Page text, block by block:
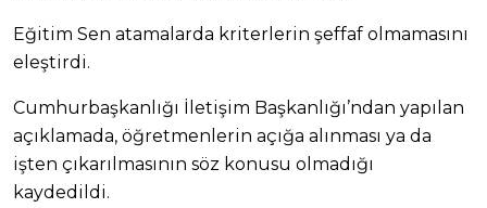
Eğitim Sen atamalarda kriterlerin şeffaf olmamasını
eleştirdi.
Cumhurbaşkanlığı İletişim Başkanlığı’ndan yapılan
açıklamada, öğretmenlerin açığa alınması ya da
işten çıkarılmasının söz konusu olmadığı
kaydedildi.